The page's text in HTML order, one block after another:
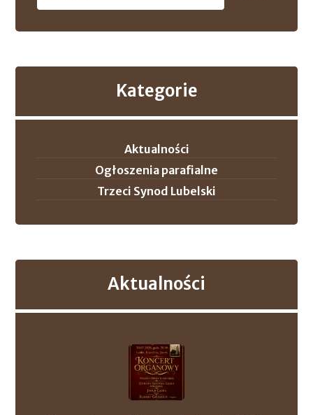
Kategorie
Aktualności
Ogłoszenia parafialne
Trzeci Synod Lubelski
Aktualności